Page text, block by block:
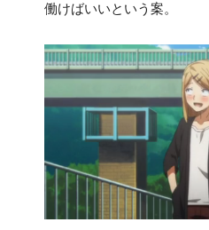
働けばいいという案。